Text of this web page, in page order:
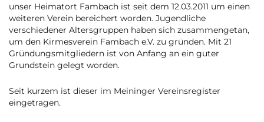
unser Heimatort Fambach ist seit dem 12.03.2011 um einen
weiteren Verein bereichert worden. Jugendliche
verschiedener Altersgruppen haben sich zusammengetan,
um den Kirmesverein Fambach e.V. zu gründen. Mit 21
Gründungsmitgliedern ist von Anfang an ein guter
Grundstein gelegt worden.
Seit kurzem ist dieser im Meininger Vereinsregister
eingetragen.